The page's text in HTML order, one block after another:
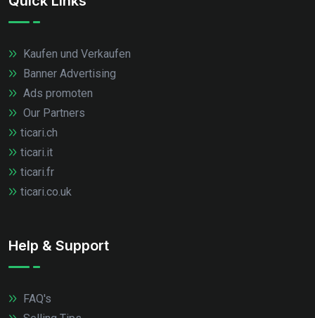
Kaufen und Verkaufen
Banner Advertising
Ads promoten
Our Partners
ticari.ch
ticari.it
ticari.fr
ticari.co.uk
Help & Support
FAQ's